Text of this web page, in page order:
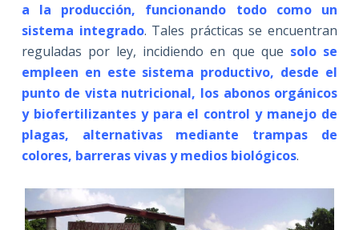
a la producción, funcionando todo como un
sistema integrado. Tales prácticas se encuentran
reguladas por ley, incidiendo en que que solo se
empleen en este sistema productivo, desde el
punto de vista nutricional, los abonos orgánicos
y biofertilizantes y para el control y manejo de
plagas, alternativas mediante trampas de
colores, barreras vivas y medios biológicos.